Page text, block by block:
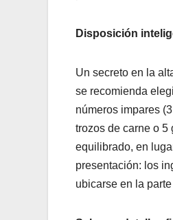
Disposición
Un secreto en la
se recomienda
números impares
trozos de carne o 5
equilibrado, en
presentación: los
ubicarse en la